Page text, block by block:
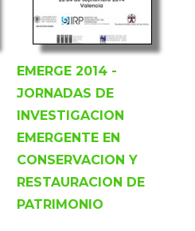
EMERGE 2014 -
JORNADAS DE
INVESTIGACION
EMERGENTE EN
CONSERVACION Y
RESTAURACION DE
PATRIMONIO